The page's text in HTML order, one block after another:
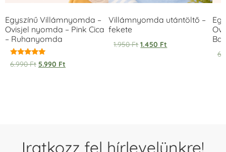
Egyszínű Villámnyomda –
Ovisjel nyomda – Pink Cica
– Ruhanyomda
Értékelés:
5.00
6.990Ft 5.990 Ft
Villámnyomda utántöltő –
fekete
1.950Ft 1.450 Ft
Iratkozz fel hírlevelünkre!